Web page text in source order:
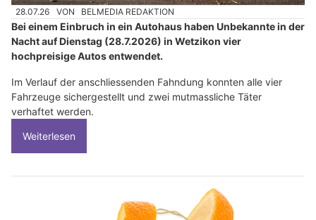
28.07.26 VON BELMEDIA REDAKTION
Bei einem Einbruch in ein Autohaus haben Unbekannte in der
Nacht auf Dienstag (28.7.2026) in Wetzikon vier
hochpreisige Autos entwendet.
Im Verlauf der anschliessenden Fahndung konnten alle vier
Fahrzeuge sichergestellt und zwei mutmassliche Täter
verhaftet werden.
Weiterlesen